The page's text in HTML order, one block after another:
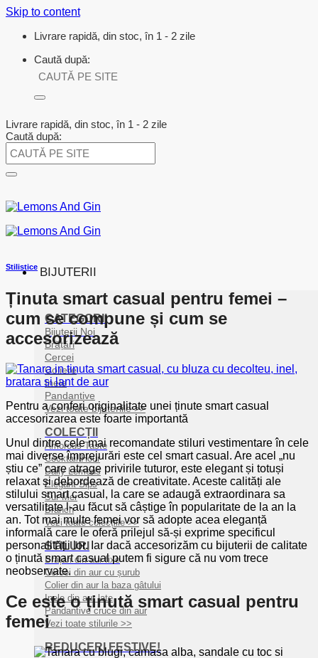
Skip to content
Livrare rapidă, din stoc, în 1 - 2 zile
Caută după:
Livrare rapidă, din stoc, în 1 - 2 zile
Caută după:
BIJUTERII
CATEGORII
Bijuterii Noi
Brățări
Cercei
Coliere
Inele
Pandantive
Vezi toate bijuteriile >>
COLECȚII
Amorous Taste
Cocktail Hour
Daily Lemons
Elegant Sips
Sur Mer
Branch
Vezi toate colecțiile >>
STILURI
Brățări din aur fixe
Cercei din aur cu șurub
Colier din aur la baza gâtului
Inele din aur late
Pandantive cruce din aur
Vezi toate stilurile >>
REDUCERI FESTIVE!
Stilistice
Ținuta smart casual pentru femei –
cum se compune și cum se
accesorizează
Pentru a conferi originalitate unei ținute smart casual
accesorizarea este foarte importantă
Unul dintre cele mai recomandate stiluri vestimentare în cele
mai diverse împrejurări este cel smart casual. Are acel „nu
știu ce” care atrage privirile tuturor, este elegant și totuși
relaxat și debordează de creativitate. Aceste calități ale
stilului smart casual, la care se adaugă extraordinara sa
versatilitate l-au făcut să câștige în popularitate de la an la
an. Tot mai multe femei vor să adopte acea eleganță
informală care le oferă prilejul să-și exprime specificul
personalității lor. Iar dacă accesorizăm cu bijuterii de calitate
o ținută smart casual putem fi sigure că nu vom trece
neobservate.
Ce este o ținută smart casual pentru
femei